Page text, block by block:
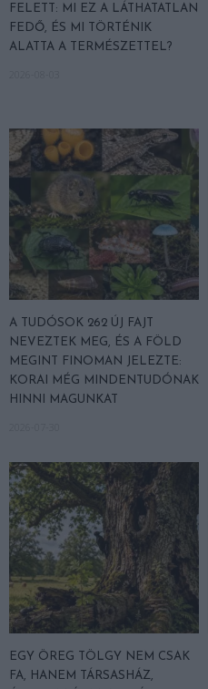
FELETT: MI EZ A LÁTHATATLAN
FEDŐ, ÉS MI TÖRTÉNIK
ALATTA A TERMÉSZETTEL?
A TUDÓSOK 262 ÚJ FAJT
NEVEZTEK MEG, ÉS A FÖLD
MEGINT FINOMAN JELEZTE:
KORAI MÉG MINDENTUDÓNAK
HINNI MAGUNKAT
EGY ÖREG TÖLGY NEM CSAK
FA, HANEM TÁRSASHÁZ,